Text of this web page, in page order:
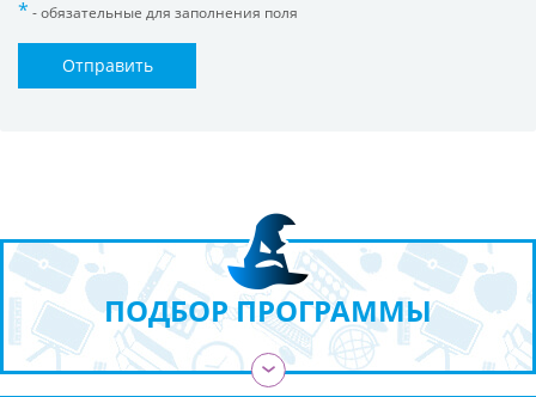
- обязательные для заполнения поля
Отправить
ПОДБОР ПРОГРАММЫ
›